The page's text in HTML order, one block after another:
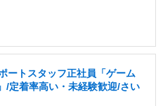
ートスタッフ正社員「ゲーム
/定着率高い・未経験歓迎/さい